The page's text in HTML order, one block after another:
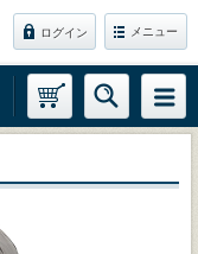
ログイン メニュー